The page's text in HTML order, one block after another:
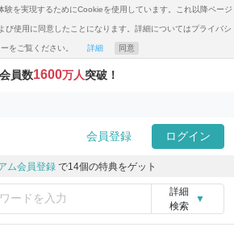
験を実現するためにCookieを使用しています。これ以降ページ
び使用に同意したことになります。詳細についてはプライバシ
をご覧ください。 詳細 同意
員数1600万人突破！
会員登録 ログイン
ム会員登録 で14個の特典をゲット
詳細
検索
▼